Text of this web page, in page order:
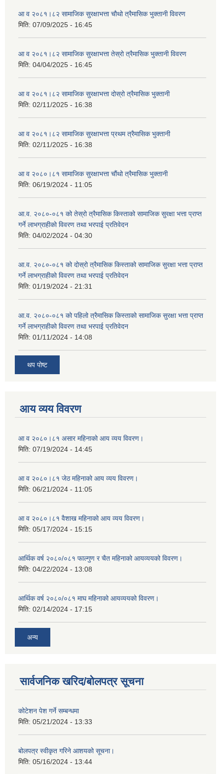
आ व २०८१।८२ सामाजिक सुरक्षाभत्ता चौथो त्रैमासिक भुक्तानी विवरण
मिति: 07/09/2025 - 16:45
आ व २०८१।८२ सामाजिक सुरक्षाभत्ता तेस्रो त्रैमासिक भुक्तानी विवरण
मिति: 04/04/2025 - 16:45
आ व २०८१।८२ सामाजिक सुरक्षाभत्ता दोस्रो त्रैमासिक भुक्तानी
मिति: 02/11/2025 - 16:38
आ व २०८१।८२ सामाजिक सुरक्षाभत्ता प्रथम त्रैमासिक भुक्तानी
मिति: 02/11/2025 - 16:38
आ व २०८०।८१ सामाजिक सुरक्षाभत्ता चौंथो त्रैमासिक भुक्तानी
मिति: 06/19/2024 - 11:05
आ.व. २०८०-०८१ को तेस्रो त्रैमासिक किस्ताको सामाजिक सुरक्षा भत्ता प्राप्त
गर्ने लाभग्राहीको विवरण तथा भरपाई प्रतिवेदन
मिति: 04/02/2024 - 04:30
आ.व. २०८०-०८१ को दोस्रो त्रैमासिक किस्ताको सामाजिक सुरक्षा भत्ता प्राप्त
गर्ने लाभग्राहीको विवरण तथा भरपाई प्रतिवेदन
मिति: 01/19/2024 - 21:31
आ.व. २०८०-०८१ को पहिलो त्रैमासिक किस्ताको सामाजिक सुरक्षा भत्ता प्राप्त
गर्ने लाभग्राहीको विवरण तथा भरपाई प्रतिवेदन
मिति: 01/11/2024 - 14:08
थप पोष्ट
आय व्यय विवरण
आ व २०८०।८१ असार महिनाको आय व्यय विवरण।
मिति: 07/19/2024 - 14:45
आ व २०८०।८१ जेठ महिनाको आय व्यय विवरण।
मिति: 06/21/2024 - 11:05
आ व २०८०।८१ वैशाख महिनाको आय व्यय विवरण।
मिति: 05/17/2024 - 15:15
आर्थिक वर्ष २०८०/०८१ फाल्गुण र चैत महिनाको आयव्ययको विवरण।
मिति: 04/22/2024 - 13:08
आर्थिक वर्ष २०८०/०८१ माघ महिनाको आयव्ययको विवरण।
मिति: 02/14/2024 - 17:15
अन्य
सार्वजनिक खरिद/बोलपत्र सूचना
कोटेशन पेश गर्ने सम्बन्धमा
मिति: 05/21/2024 - 13:33
बोलपत्र स्वीकृत गरिने आशयको सूचना।
मिति: 05/16/2024 - 13:44